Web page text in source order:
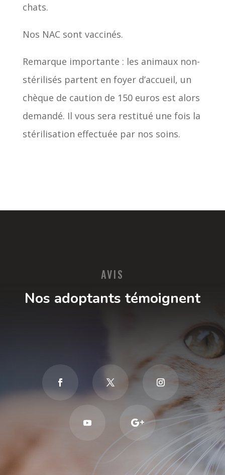
chats.
Nos NAC sont vaccinés.
Remarque importante : les animaux non-
stérilisés partent en foyer d’accueil, un
chèque de caution de 150 euros est alors
demandé. Il vous sera restitué une fois la
stérilisation effectuée par nos soins.
AVIS
Nos adoptants témoignent